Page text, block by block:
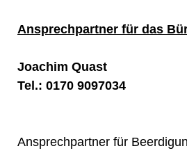
Ansprechpartner für das
Joachim Quast
Tel.: 0170 9097034
Ansprechpartner für